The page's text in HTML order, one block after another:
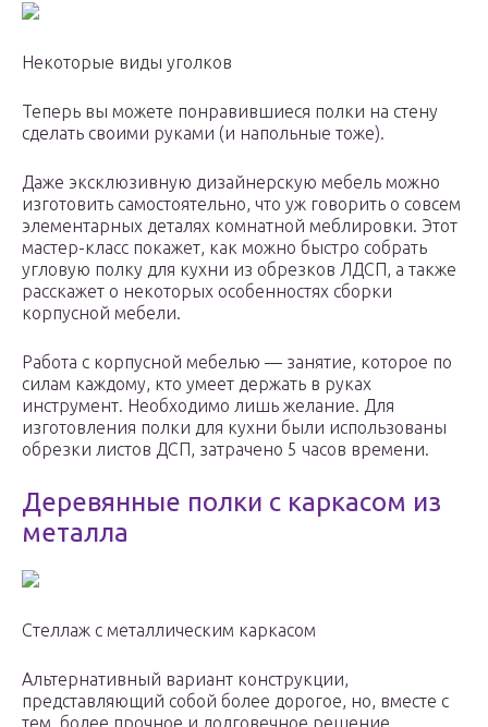
Некоторые виды уголков
Теперь вы можете понравившиеся полки на стену
сделать своими руками (и напольные тоже).
Даже эксклюзивную дизайнерскую мебель можно
изготовить самостоятельно, что уж говорить о совсем
элементарных деталях комнатной меблировки. Этот
мастер-класс покажет, как можно быстро собрать
угловую полку для кухни из обрезков ЛДСП, а также
расскажет о некоторых особенностях сборки
корпусной мебели.
Работа с корпусной мебелью — занятие, которое по
силам каждому, кто умеет держать в руках
инструмент. Необходимо лишь желание. Для
изготовления полки для кухни были использованы
обрезки листов ДСП, затрачено 5 часов времени.
Деревянные полки с каркасом из
металла
Стеллаж с металлическим каркасом
Альтернативный вариант конструкции,
представляющий собой более дорогое, но, вместе с
тем, более прочное и долговечное решение.